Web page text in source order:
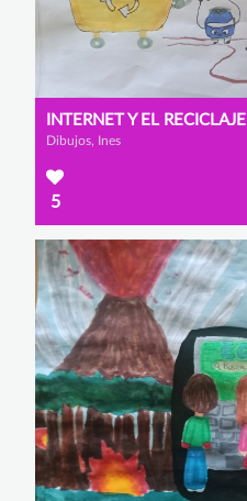
INTERNET Y EL RECICLAJE
Dibujos, Ines
5